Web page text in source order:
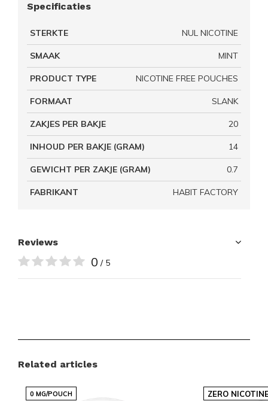
Reviews
0 / 5
Specificaties
STERKTE NUL NICOTINE
SMAAK MINT
PRODUCT TYPE NICOTINE FREE POUCHES
FORMAAT SLANK
ZAKJES PER BAKJE 20
INHOUD PER BAKJE (GRAM) 14
GEWICHT PER ZAKJE (GRAM) 0.7
FABRIKANT HABIT FACTORY
Related articles
0 MG/POUCH ZERO